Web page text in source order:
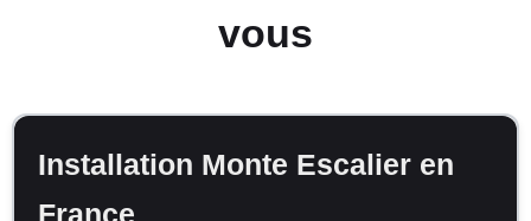
vous
Installation Monte Escalier en
France